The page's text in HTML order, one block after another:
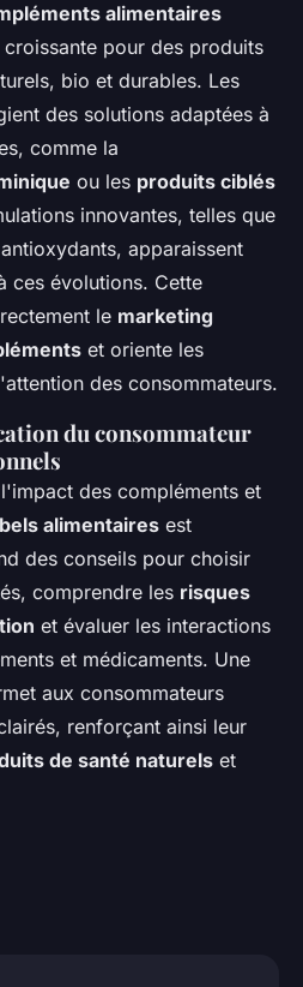
alimentaires
pour des produits
bio et durables. Les
des solutions adaptées à
comme la
ou les produits ciblés
innovantes, telles que
apparaissent
ces évolutions. Cette
le marketing
et oriente les
des consommateurs.
du consommateur
des compléments et
alimentaires est
des conseils pour choisir
comprendre les risques
et évaluer les interactions
et médicaments. Une
aux consommateurs
renforçant ainsi leur
de santé naturels et